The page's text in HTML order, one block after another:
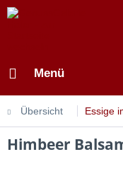
Menü
Übersicht Essige
Himbeer